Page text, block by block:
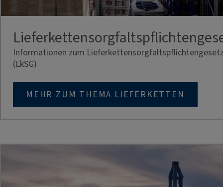
Informationen zum
(LkSG)
MEHR ZUM THEMA LIEFERKETTEN